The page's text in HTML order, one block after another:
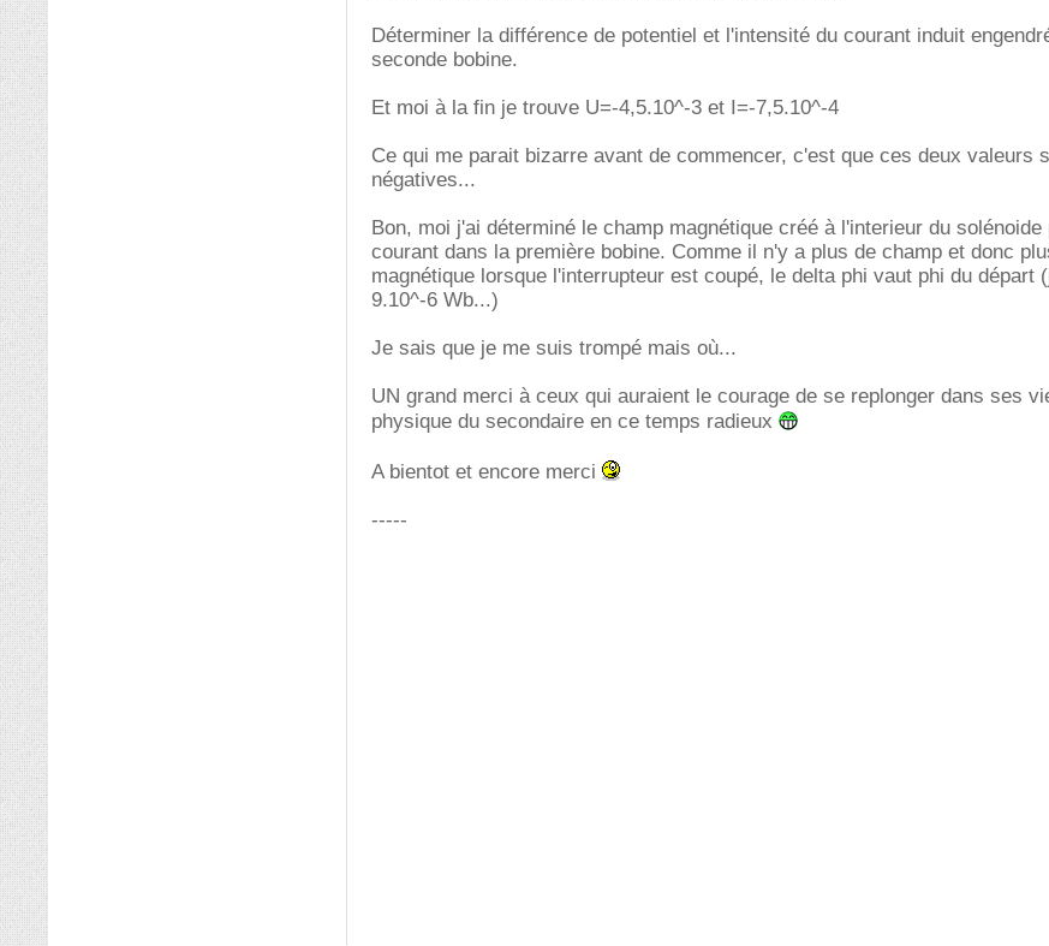
Déterminer la différence de potentiel et l'intensité du courant induit
seconde bobine.
Et moi à la fin je trouve U=-4,5.10^-3 et I=-7,5.10^-4
Ce qui me parait bizarre avant de commencer, c'est que ces deux valeurs
négatives...
Bon, moi j'ai déterminé le champ magnétique créé à l'interieur du solénoide
courant dans la première bobine. Comme il n'y a plus de champ et donc
magnétique lorsque l'interrupteur est coupé, le delta phi vaut phi du départ
9.10^-6 Wb...)
Je sais que je me suis trompé mais où...
UN grand merci à ceux qui auraient le courage de se replonger dans ses
physique du secondaire en ce temps radieux
A bientot et encore merci
-----